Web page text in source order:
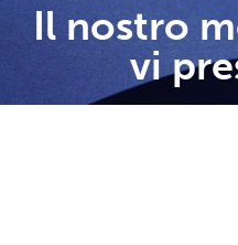
Il nostro
vi